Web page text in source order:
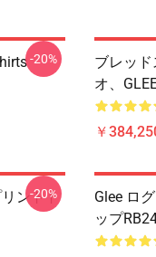
-20%
ブレッ
オ、
￥
ントト
-20%
Glee ロ
ップ